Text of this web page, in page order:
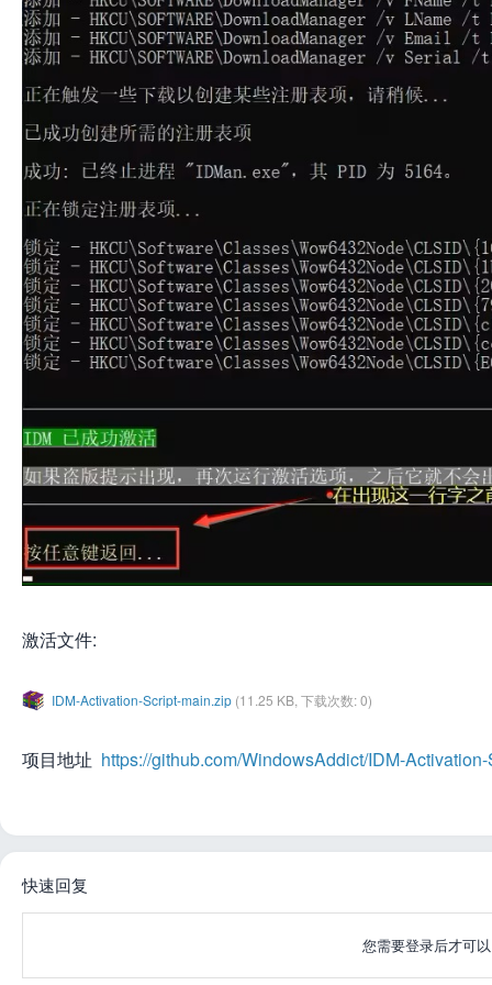
激活文件:
IDM-Activation-Script-main.zip (11.25 KB, 下载次数: 0)
项目地址 https://github.com/WindowsAddict/IDM-
快速回复
您需要登录后才可